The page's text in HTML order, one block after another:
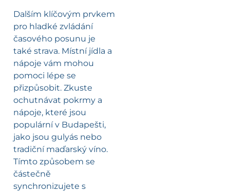
Dalším klíčovým prvkem
pro hladké zvládání
časového posunu je
také strava. Místní jídla a
nápoje vám mohou
pomoci lépe se
přizpůsobit. Zkuste
ochutnávat pokrmy a
nápoje, které jsou
populární v Budapešti,
jako jsou gulyás nebo
tradiční maďarský víno.
Tímto způsobem se
částečně
synchronizujete s